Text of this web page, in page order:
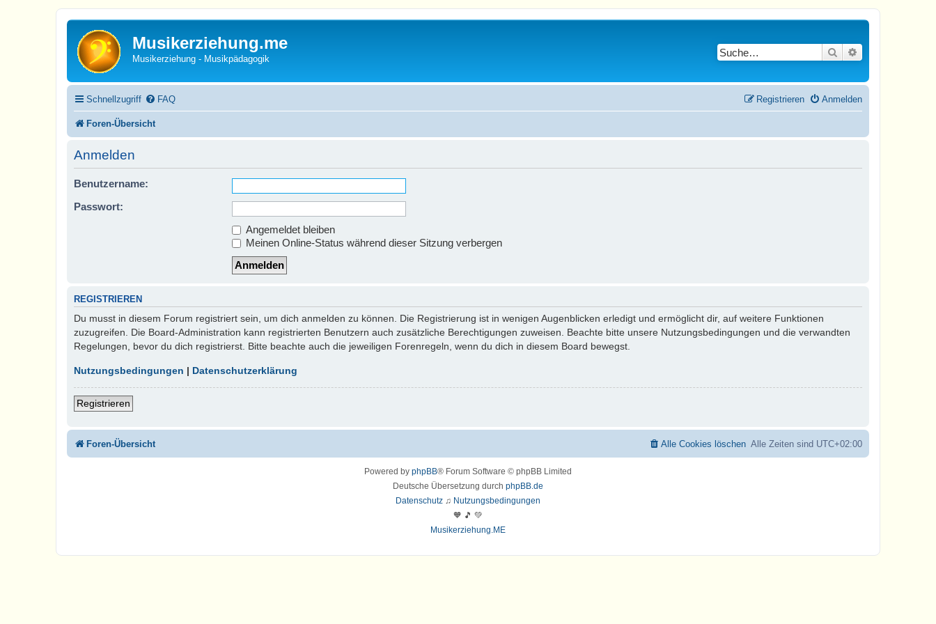
Musikerziehung.me
Musikerziehung - Musikpädagogik
Suche
Schnellzugriff FAQ Anmelden
Registrieren
Foren-Übersicht
Anmelden
Benutzername:
Passwort:
Angemeldet bleiben
Meinen Online-Status während dieser Sitzung verbergen
REGISTRIEREN
Du musst in diesem Forum registriert sein, um dich anmelden zu können. Die Registrierung ist in wenigen Augenblicken erledigt und ermöglicht dir, auf weitere Funktionen
zuzugreifen. Die Board-Administration kann registrierten Benutzern auch zusätzliche Berechtigungen zuweisen. Beachte bitte unsere Nutzungsbedingungen und die verwandten
Regelungen, bevor du dich registrierst. Bitte beachte auch die jeweiligen Forenregeln, wenn du dich in diesem Board bewegst.
Nutzungsbedingungen | Datenschutzerklärung
Registrieren
Foren-Übersicht Alle Zeiten sind UTC+02:00
Alle Cookies löschen
Powered by phpBB® Forum Software © phpBB Limited
Deutsche Übersetzung durch phpBB.de
Datenschutz ♫ Nutzungsbedingungen
🧡 🎵 💚
Musikerziehung.ME